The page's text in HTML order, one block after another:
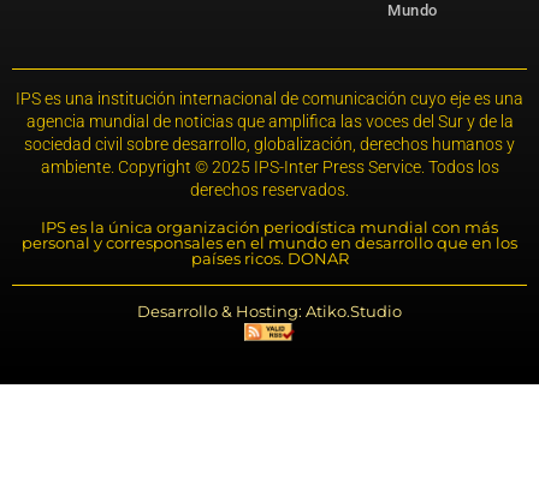
Mundo
IPS es una institución internacional de comunicación cuyo eje es una
agencia mundial de noticias que amplifica las voces del Sur y de la
sociedad civil sobre desarrollo, globalización, derechos humanos y
ambiente. Copyright © 2025 IPS-Inter Press Service. Todos los
derechos reservados.
IPS es la única organización periodística mundial con más
personal y corresponsales en el mundo en desarrollo que en los
países ricos. DONAR
Desarrollo & Hosting: Atiko.Studio